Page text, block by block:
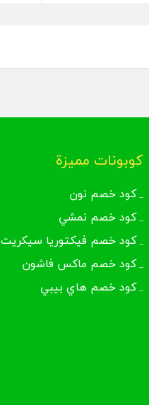
كوبونات مميزة
كود خصم نون
كود خصم نمشي
كود خصم فيكتوريا سيكريت
كود خصم ماكس فاشون
كود خصم هاي بيبي